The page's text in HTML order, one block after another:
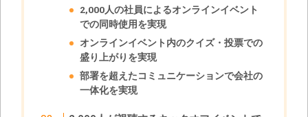
2,000人の社員によるオンラインイベント
での同時使用を実現
オンラインイベント内のクイズ・投票での
盛り上がりを実現
部署を超えたコミュニケーションで会社の
一体化を実現